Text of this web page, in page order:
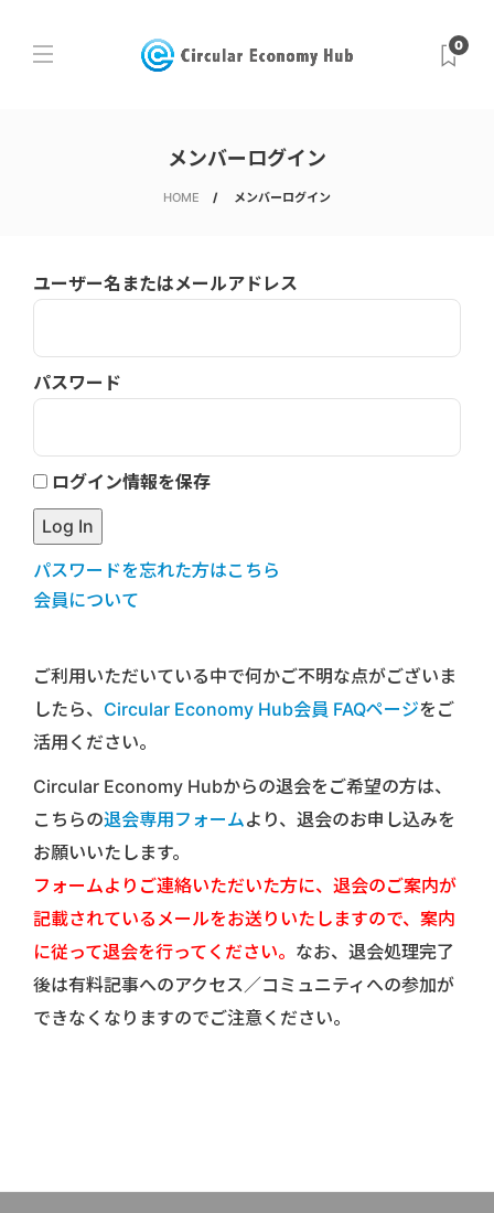
0
メンバーログイン
HOME メンバーログイン
ユーザー名またはメールアドレス
パスワード
ログイン情報を保存
パスワードを忘れた方はこちら
会員について
ご利用いただいている中で何かご不明な点がございま
したら、 Circular Economy Hub会員 FAQページをご
活用ください。
Circular Economy Hubからの退会をご希望の方は、
こちらの退会専用フォームより、退会のお申し込みを
お願いいたします。
フォームよりご連絡いただいた方に、退会のご案内が
記載されているメールをお送りいたしますので、案内
に従って退会を行ってください。 なお、退会処理完了
後は有料記事へのアクセス／コミュニティへの参加が
できなくなりますのでご注意ください。